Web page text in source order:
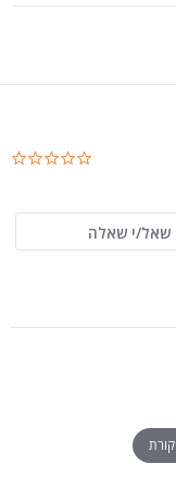
שאל/י שאלה